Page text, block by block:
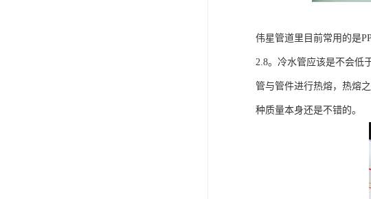
伟星管道里目前常用的是
2.8。冷水管应该是不会低
管与管件进行热熔，热熔
种质量本身还是不错的。